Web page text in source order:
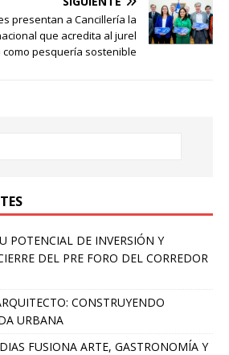
presentan a Cancillería la
que acredita al jurel
como pesquería sostenible
POTENCIAL DE INVERSIÓN Y
DEL PRE FORO DEL CORREDOR
CONSTRUYENDO
URBANA
FUSIONA ARTE, GASTRONOMÍA Y